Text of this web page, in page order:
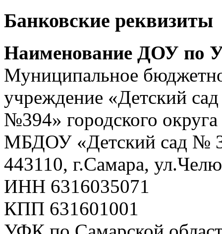
Банковские реквизиты
Наименование ДОУ по
Муниципальное
учреждение «Детский
№394» городского
МБДОУ «Детский сад №
443110, г.Самара,
ИНН 6316035071
КПП 631601001